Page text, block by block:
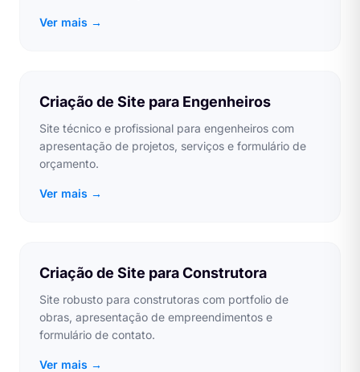
Ver mais →
Criação de Site para Engenheiros
Site técnico e profissional para engenheiros com
apresentação de projetos, serviços e formulário de
orçamento.
Ver mais →
Criação de Site para Construtora
Site robusto para construtoras com portfolio de
obras, apresentação de empreendimentos e
formulário de contato.
Ver mais →